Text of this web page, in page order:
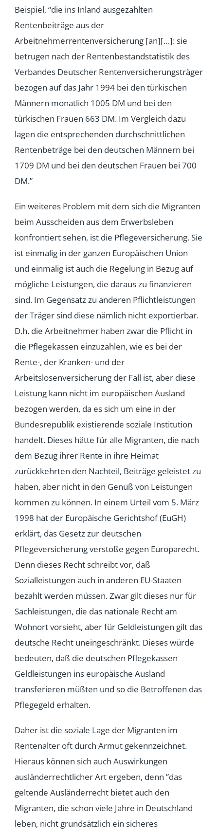
Beispiel, “die ins Inland ausgezahlten
Rentenbeiträge aus der
Arbeitnehmerrentenversicherung [an][…]: sie
betrugen nach der Rentenbestandstatistik des
Verbandes Deutscher Rentenversicherungsträger
bezogen auf das Jahr 1994 bei den türkischen
Männern monatlich 1005 DM und bei den
türkischen Frauen 663 DM. Im Vergleich dazu
lagen die entsprechenden durchschnittlichen
Rentenbeträge bei den deutschen Männern bei
1709 DM und bei den deutschen Frauen bei 700
DM.”
Ein weiteres Problem mit dem sich die Migranten
beim Ausscheiden aus dem Erwerbsleben
konfrontiert sehen, ist die Pflegeversicherung. Sie
ist einmalig in der ganzen Europäischen Union
und einmalig ist auch die Regelung in Bezug auf
mögliche Leistungen, die daraus zu finanzieren
sind. Im Gegensatz zu anderen Pflichtleistungen
der Träger sind diese nämlich nicht exportierbar.
D.h. die Arbeitnehmer haben zwar die Pflicht in
die Pflegekassen einzuzahlen, wie es bei der
Rente-, der Kranken- und der
Arbeitslosenversicherung der Fall ist, aber diese
Leistung kann nicht im europäischen Ausland
bezogen werden, da es sich um eine in der
Bundesrepublik existierende soziale Institution
handelt. Dieses hätte für alle Migranten, die nach
dem Bezug ihrer Rente in ihre Heimat
zurückkehrten den Nachteil, Beiträge geleistet zu
haben, aber nicht in den Genuß von Leistungen
kommen zu können. In einem Urteil vom 5. März
1998 hat der Europäische Gerichtshof (EuGH)
erklärt, das Gesetz zur deutschen
Pflegeversicherung verstoße gegen Europarecht.
Denn dieses Recht schreibt vor, daß
Sozialleistungen auch in anderen EU-Staaten
bezahlt werden müssen. Zwar gilt dieses nur für
Sachleistungen, die das nationale Recht am
Wohnort vorsieht, aber für Geldleistungen gilt das
deutsche Recht uneingeschränkt. Dieses würde
bedeuten, daß die deutschen Pflegekassen
Geldleistungen ins europäische Ausland
transferieren müßten und so die Betroffenen das
Pflegegeld erhalten.
Daher ist die soziale Lage der Migranten im
Rentenalter oft durch Armut gekennzeichnet.
Hieraus können sich auch Auswirkungen
ausländerrechtlicher Art ergeben, denn ”das
geltende Ausländerrecht bietet auch den
Migranten, die schon viele Jahre in Deutschland
leben, nicht grundsätzlich ein sicheres